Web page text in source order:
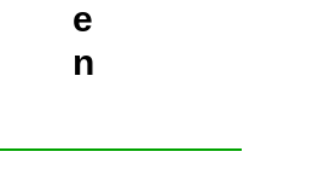
e
n